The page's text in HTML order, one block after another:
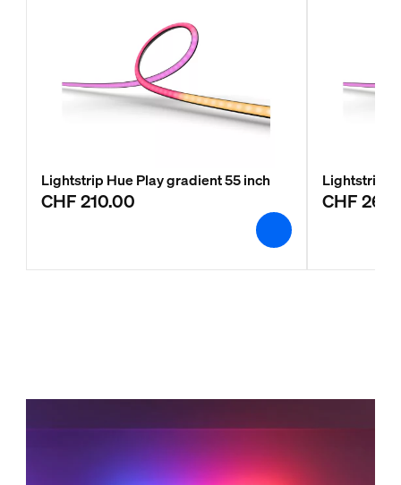
Lightstrip Hue Play gradient 55 inch
CHF 210.00
Lightstrip
CHF